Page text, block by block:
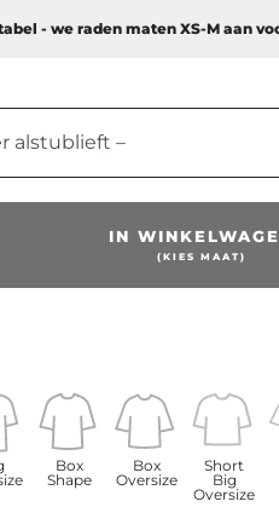
- we raden maten XS-M aan
alstublieft –
IN
(KIES MAAT)
Box
Shape
Box
Oversize
Short
Big
Oversize